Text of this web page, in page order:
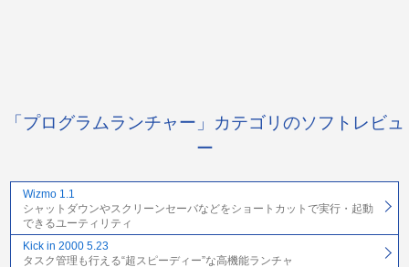
「プログラムランチャー」カテゴリのソフトレビュ
ー
Wizmo 1.1
シャットダウンやスクリーンセーバなどをショートカットで実行・起動
できるユーティリティ
Kick in 2000 5.23
タスク管理も行える“超スピーディー”な高機能ランチャ